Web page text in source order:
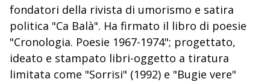
fondatori della rivista di umorismo e satira
politica "Ca Balà". Ha firmato il libro di poesie
"Cronologia. Poesie 1967-1974"; progettato,
ideato e stampato libri-oggetto a tiratura
limitata come "Sorrisi" (1992) e "Bugie vere"